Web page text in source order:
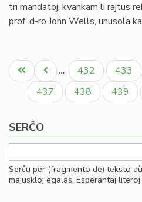
tri mandatoj, kvankam li rajtus
prof. d-ro John Wells, unusola
Pagination
Unua
paĝo
Antaŭa
paĝo
… Paĝo
432 Paĝo
433
Paĝo
437 Paĝo
438 Paĝo
439
SERĈO
Serĉu per (fragmento de) teksto
majuskloj egalas. Esperantaj